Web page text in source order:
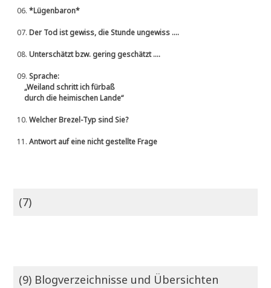
06.*Lügenbaron*
07.Der Tod ist gewiss, die Stunde ungewiss ....
08.Unterschätzt bzw. gering geschätzt ....
09.Sprache:
„Weiland schritt ich fürbaß
durch die heimischen Lande“
10.Welcher Brezel-Typ sind Sie?
11.Antwort auf eine nicht gestellte Frage
(7)
(9) Blogverzeichnisse und Übersichten